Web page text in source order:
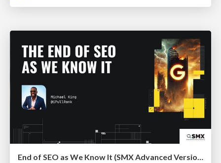
End of SEO as We Know It (SMX Advanced Version)